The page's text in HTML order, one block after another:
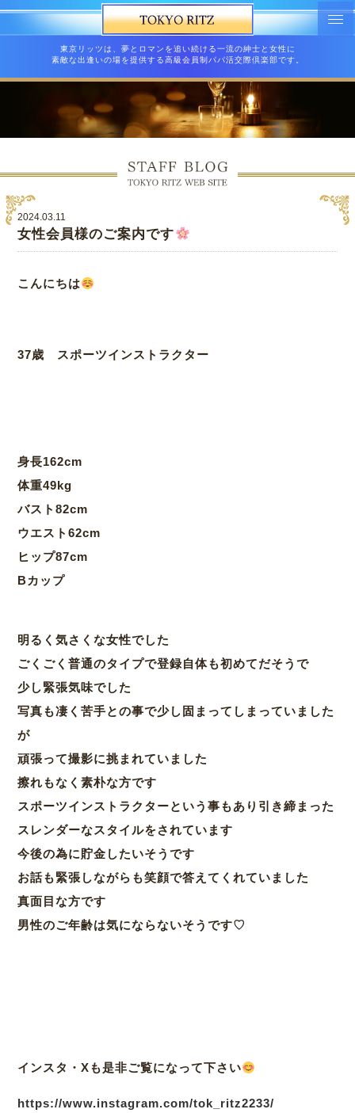
東京リッツは、夢とロマンを追い続ける一流の紳士と女性に
素敵な出逢いの場を提供する高級会員制パパ活交際倶楽部です。
2024.03.11
女性会員様のご案内です
こんにちは
37歳 スポーツインストラクター
身長162cm
体重49kg
バスト82cm
ウエスト62cm
ヒップ87cm
Bカップ
明るく気さくな女性でした
ごくごく普通のタイプで登録自体も初めてだそうで
少し緊張気味でした
写真も凄く苦手との事で少し固まってしまっていました
が
頑張って撮影に挑まれていました
擦れもなく素朴な方です
スポーツインストラクターという事もあり引き締まった
スレンダーなスタイルをされています
今後の為に貯金したいそうです
お話も緊張しながらも笑顔で答えてくれていました
真面目な方です
男性のご年齢は気にならないそうです♡
インスタ・Xも是非ご覧になって下さい
https://www.instagram.com/tok_ritz2233/